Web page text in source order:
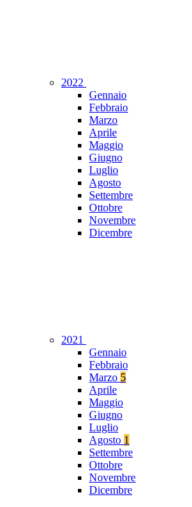
2022
Gennaio
Febbraio
Marzo
Aprile
Maggio
Giugno
Luglio
Agosto
Settembre
Ottobre
Novembre
Dicembre
2021
Gennaio
Febbraio
Marzo 5
Aprile
Maggio
Giugno
Luglio
Agosto 1
Settembre
Ottobre
Novembre
Dicembre